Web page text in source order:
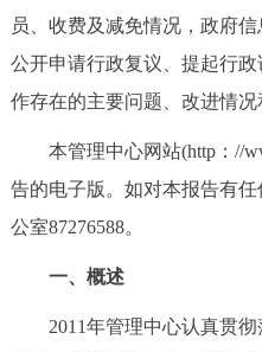
便民服务 利
中介服务 阳
员、收费及减免情况，政府
公开申请行政复议、提起行
作存在的主要问题、改进情况
本管理中心网站(http：//
告的电子版。如对本报告有
公室87276588。
一、概述
2011年管理中心认真贯彻